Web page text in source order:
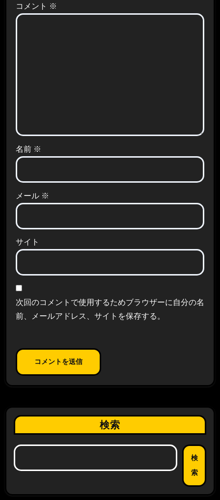
コメント ※
名前 ※
メール ※
サイト
次回のコメントで使用するためブラウザーに自分の名
前、メールアドレス、サイトを保存する。
検索
検
索